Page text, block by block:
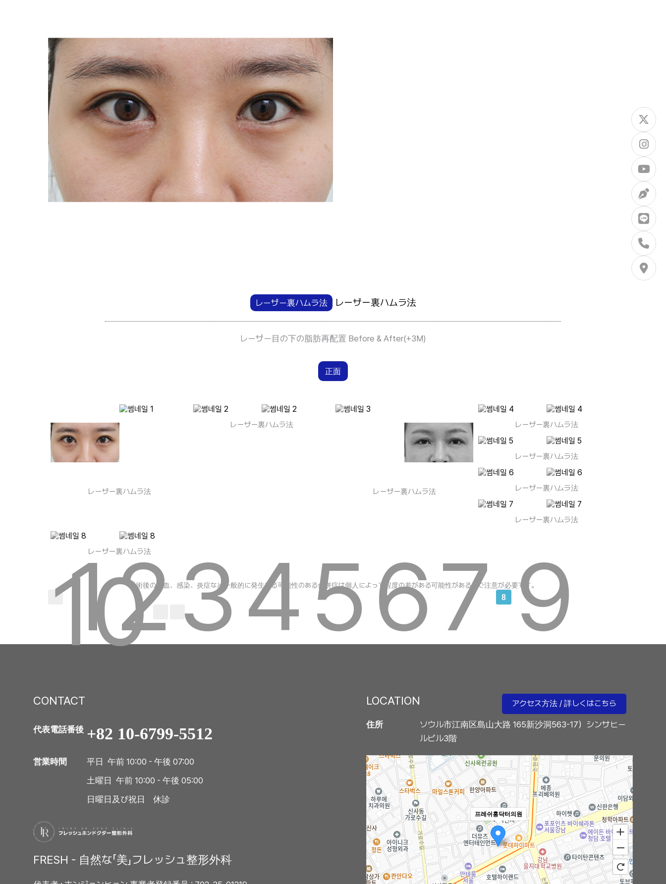
レーザー裏ハムラ法 レーザー裏ハムラ法
レーザー目の下の脂肪再配置 Before & After(+3M)
正面
レーザー裏ハムラ法
レーザー裏ハムラ法
レーザー裏ハムラ法
レーザー裏ハムラ法
レーザー裏ハムラ法
レーザー裏ハムラ法
レーザー裏ハムラ法
レーザー裏ハムラ法
手術後の出血、感染、炎症など一般的に発生する可能性のある合併症は個人によって程度の差がある可能性があるので注意が必要です。
1234567 8 9
10
CONTACT
代表電話番後 +82 10-6799-5512
営業時間
平日 午前 10:00 - 午後 07:00
土曜日 午前 10:00 - 午後 05:00
日曜日及び祝日 休診
FRESH - 自然な「美」フレッシュ整形外科
LOCATION アクセス方法 / 詳しくはこちら
住所
ソウル市江南区島山大路 165新沙洞563-17）シンサヒー
ルビル3階
프레쉬홍닥터의원